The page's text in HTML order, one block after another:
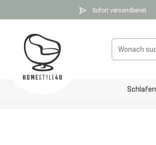
Zur Hauptnavigation springenSofort versandbereit
Schlafen